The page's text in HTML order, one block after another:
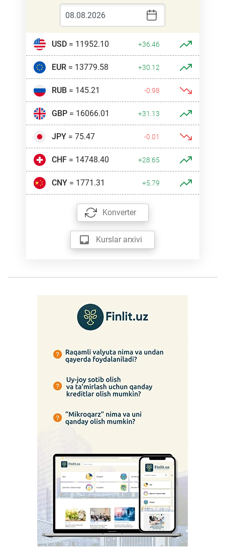
USD= 11952.10 +36.46
EUR= 13779.58 +30.12
RUB= 145.21 -0.98
GBP= 16066.01 +31.13
JPY= 75.47 -0.01
CHF= 14748.40 +28.65
CNY= 1771.31 +5.79
Konverter
Kurslar arxivi